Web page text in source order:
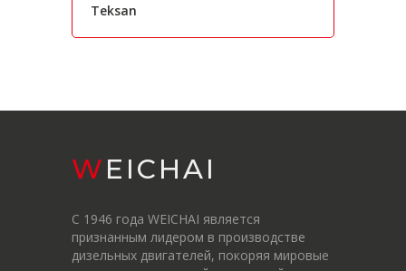
Teksan
WEICHAI
С 1946 года WEICHAI является
признанным лидером в производстве
дизельных двигателей, покоряя мировые